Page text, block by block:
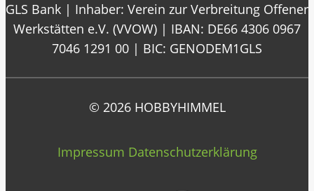
GLS Bank | Inhaber: Verein zur Verbreitung Offener
Werkstätten e.V. (VVOW) | IBAN: DE66 4306 0967
7046 1291 00 | BIC: GENODEM1GLS
© 2026 HOBBYHIMMEL
Impressum Datenschutzerklärung